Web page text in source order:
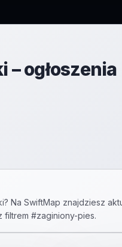
ogłoszenia
? Na SwiftMap znajdziesz
filtrem #zaginiony-pies.